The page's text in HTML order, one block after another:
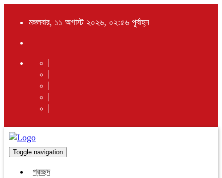
মঙ্গলবার, ১১ অগাস্ট ২০২৬, ০২:৫৬ পূর্বাহ্ন
Toggle navigation
প্রচ্ছদ